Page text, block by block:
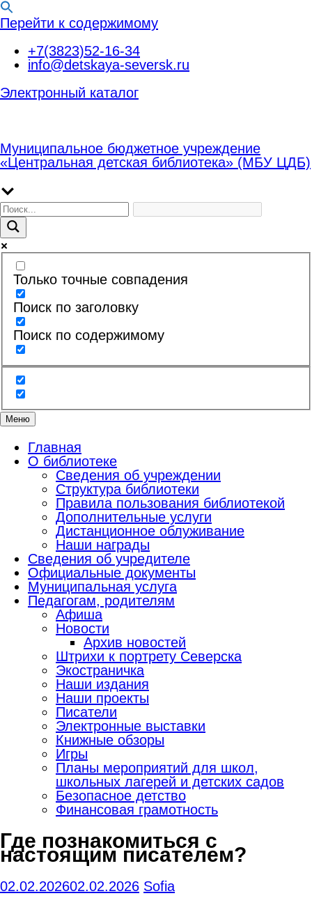
Перейти к содержимому
+7(3823)52-16-34
info@detskaya-seversk.ru
Электронный каталог
Муниципальное бюджетное учреждение
«Центральная детская библиотека» (МБУ ЦДБ)
Только точные совпадения
Поиск по заголовку
Поиск по содержимому
Меню
Главная
О библиотеке
Сведения об учреждении
Структура библиотеки
Правила пользования библиотекой
Дополнительные услуги
Дистанционное облуживание
Наши награды
Сведения об учредителе
Официальные документы
Муниципальная услуга
Педагогам, родителям
Афиша
Новости
Архив новостей
Штрихи к портрету Северска
Экостраничка
Наши издания
Наши проекты
Писатели
Электронные выставки
Книжные обзоры
Игры
Планы мероприятий для школ,
школьных лагерей и детских садов
Безопасное детство
Финансовая грамотность
Где познакомиться с
настоящим писателем?
02.02.202602.02.2026 Sofia